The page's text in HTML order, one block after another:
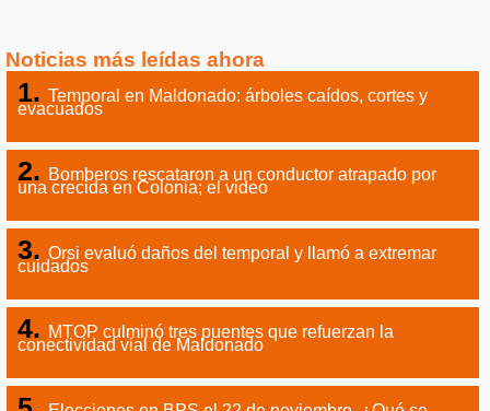
Noticias más leídas ahora
Temporal en Maldonado: árboles caídos, cortes y
evacuados
Bomberos rescataron a un conductor atrapado por
una crecida en Colonia; el video
Orsi evaluó daños del temporal y llamó a extremar
cuidados
MTOP culminó tres puentes que refuerzan la
conectividad vial de Maldonado